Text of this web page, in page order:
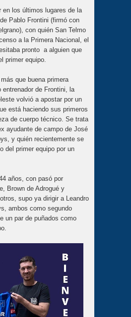
en los últimos lugares de la
Pablo Frontini (firmó con
con quién San Telmo
a la Primera Nacional, el
pronto a alguien que
primer equipo.
que buena primera
entrenador de Frontini, la
volvió a apostar por un
está haciendo sus primeros
de cuerpo técnico. Se trata
ayudante de campo de José
y quién recientemente se
del primer equipo por un
años, con pasó por
Brown de Adrogué y
supo ya dirigir a Leandro
ambos como segundo
un par de puñados como